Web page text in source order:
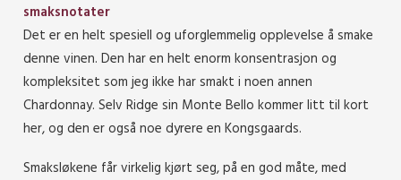
smaksnotater
Det er en helt spesiell og uforglemmelig opplevelse å smake
denne vinen. Den har en helt enorm konsentrasjon og
kompleksitet som jeg ikke har smakt i noen annen
Chardonnay. Selv Ridge sin Monte Bello kommer litt til kort
her, og den er også noe dyrere en Kongsgaards.
Smaksløkene får virkelig kjørt seg, på en god måte, med